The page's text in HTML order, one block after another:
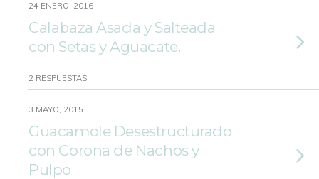
24 ENERO, 2016
Calabaza Asada y Salteada
con Setas y Aguacate.
2 RESPUESTAS
3 MAYO, 2015
Guacamole Desestructurado
con Corona de Nachos y
Pulpo